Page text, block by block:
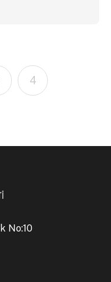
4
No:10